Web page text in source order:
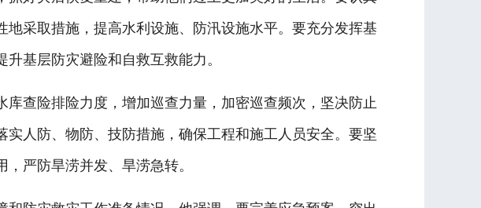
采取措施，提高水利设施、防汛设施水平。要充分发挥基
基层防灾避险和自救互救能力。
查险排险力度，增加巡查力量，加密巡查频次，坚决防止
人防、物防、技防措施，确保工程和施工人员安全。要坚
严防旱涝并发、旱涝急转。